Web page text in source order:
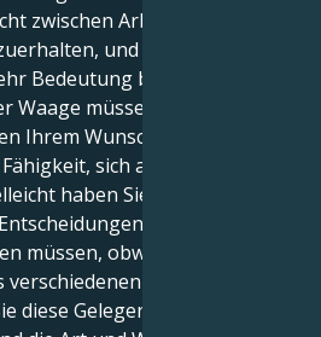
zwischen Arbeit und
und der Pflege von
Bedeutung beigemessen.
Waage müssen Sie ein
Ihrem Wunsch nach einer
sich als Individuum zu
haben Sie das Gefühl,
treffen und
müssen, obwohl Sie dazu
Perspektiven zu
diese Gelegenheit, um über